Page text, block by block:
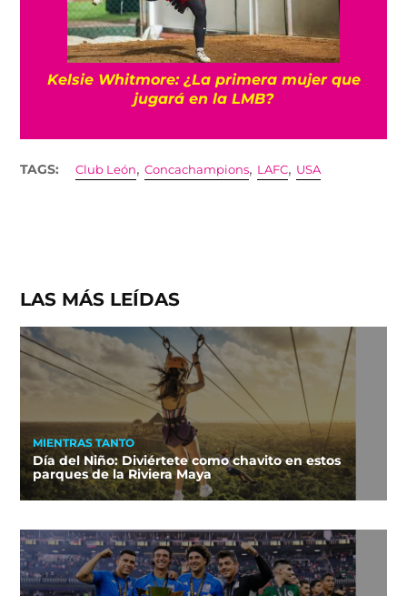
Kelsie Whitmore: ¿La primera mujer que
jugará en la LMB?
TAGS: Club León,Concachampions, LAFC, USA
LAS MÁS LEÍDAS
MIENTRAS TANTO
Día del Niño: Diviértete como chavito en estos
parques de la Riviera Maya